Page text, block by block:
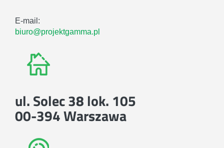
E-mail:
biuro@projektgamma.pl
ul. Solec 38 lok. 105
00-394 Warszawa